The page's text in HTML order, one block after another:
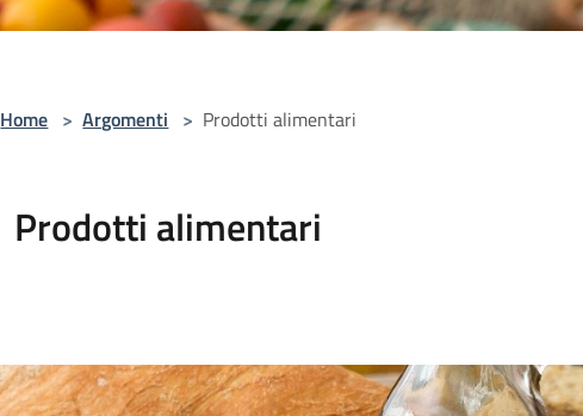
Home > Argomenti > Prodotti alimentari
Prodotti alimentari